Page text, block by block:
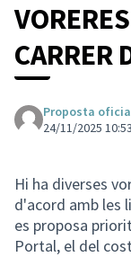
CARRER
Proposta
24/11/2025 10:53
Hi ha diverses
d'acord amb les
es proposa
Portal, el del